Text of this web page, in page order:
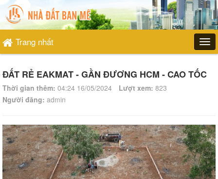
Trang nhất
ĐẤT RẺ EAKMAT - GẦN ĐƯƠNG HCM - CAO TỐC
Thời gian thêm: 04:24 16/05/2024 Lượt xem: 823
Người đăng: admin